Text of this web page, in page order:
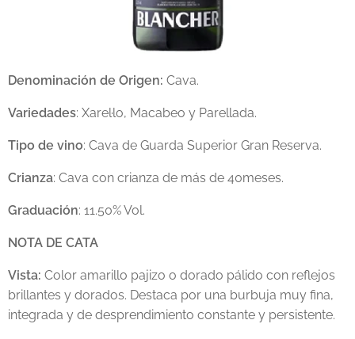
Denominación de Origen: Cava.
Variedades: Xarel·lo, Macabeo y Parellada.
Tipo de vino: Cava de Guarda Superior Gran Reserva.
Crianza: Cava con crianza de más de 40meses.
Graduación: 11.50% Vol.
NOTA DE CATA
Vista: Color amarillo pajizo o dorado pálido con reflejos
brillantes y dorados. Destaca por una burbuja muy fina,
integrada y de desprendimiento constante y persistente.